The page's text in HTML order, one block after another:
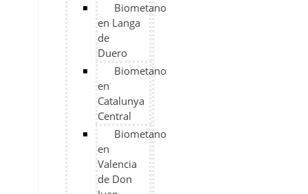
Biometano
en Langa
de
Duero
Biometano
en
Catalunya
Central
Biometano
en
Valencia
de Don